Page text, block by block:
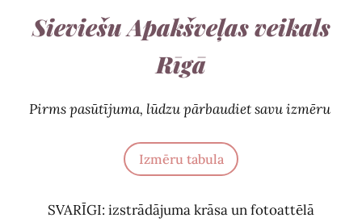
Sieviešu Apakšveļas veikals
Rīgā
Pirms pasūtījuma, lūdzu pārbaudiet savu izmēru
Izmēru tabula
SVARĪGI: izstrādājuma krāsa un fotoattēlā